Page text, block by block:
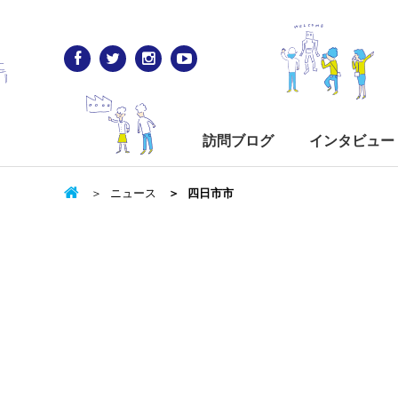
訪問ブログ インタビュー
ニュース 四日市市